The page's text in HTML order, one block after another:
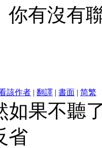
有沒有
該作者 | 翻譯 | 書面 | 简繁
如果不聽
省